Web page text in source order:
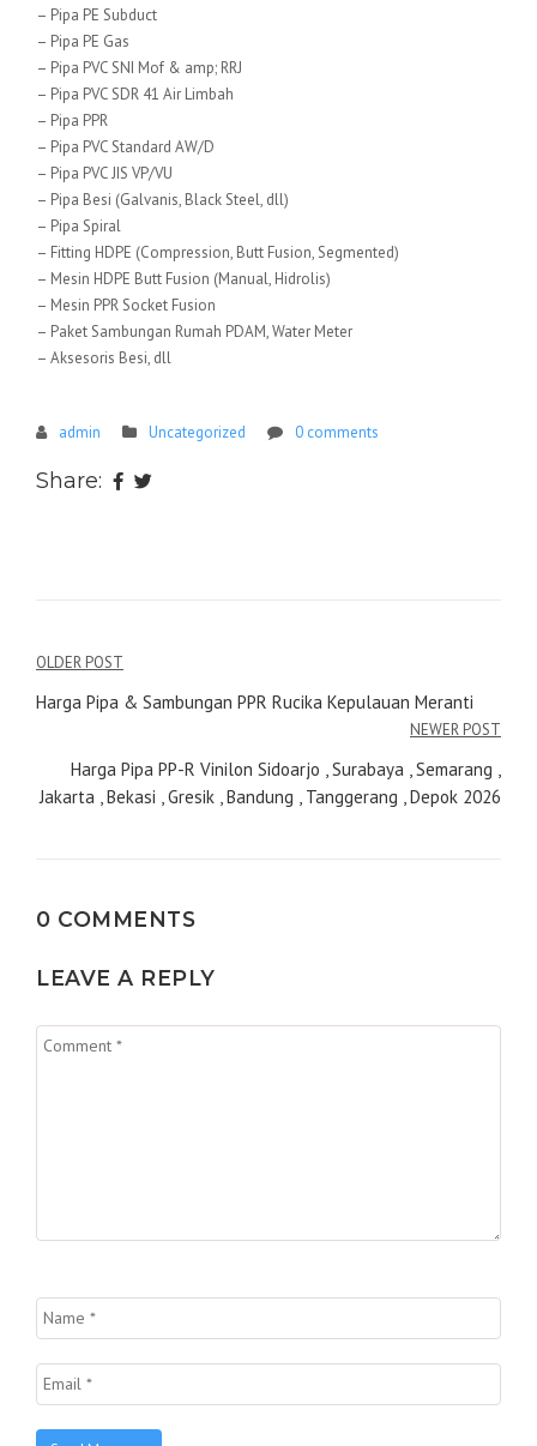
– Pipa PE Subduct
– Pipa PE Gas
– Pipa PVC SNI Mof & amp; RRJ
– Pipa PVC SDR 41 Air Limbah
– Pipa PPR
– Pipa PVC Standard AW/D
– Pipa PVC JIS VP/VU
– Pipa Besi (Galvanis, Black Steel, dll)
– Pipa Spiral
– Fitting HDPE (Compression, Butt Fusion, Segmented)
– Mesin HDPE Butt Fusion (Manual, Hidrolis)
– Mesin PPR Socket Fusion
– Paket Sambungan Rumah PDAM, Water Meter
– Aksesoris Besi, dll
admin Uncategorized 0 comments
Share:
Navigasi
pos
OLDER POST
Harga Pipa & Sambungan PPR Rucika Kepulauan Meranti
NEWER POST
Harga Pipa PP-R Vinilon Sidoarjo , Surabaya , Semarang ,
Jakarta , Bekasi , Gresik , Bandung , Tanggerang , Depok 2026
0 COMMENTS
LEAVE A REPLY